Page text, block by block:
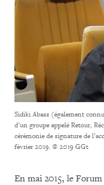
Sidiki Abass (également
d’un groupe appelé Retour,
cérémonie de signature de
février 2019. © 2019 GGt
En mai 2015, le